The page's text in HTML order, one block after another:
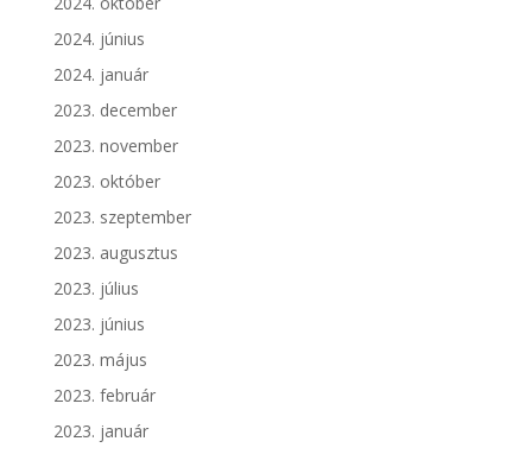
2024. június
2024. január
2023. december
2023. november
2023. október
2023. szeptember
2023. augusztus
2023. július
2023. június
2023. május
2023. február
2023. január